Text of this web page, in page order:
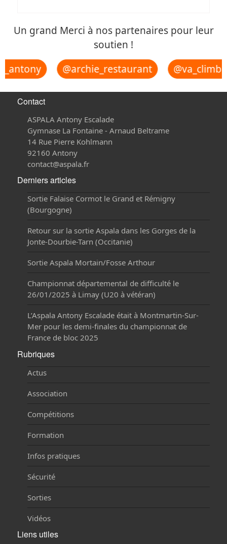
Un grand Merci à nos partenaires pour leur
soutien !
@archie_restaurant
Contact
ASPALA Antony Escalade
Gymnase La Fontaine - Arnaud Beltrame
14 Rue Pierre Kohlmann
92160 Antony
contact@aspala.fr
Derniers articles
Sortie Falaise Cormot le Grand et Rémigny
(Bourgogne)
Retour sur la sortie Aspala dans les Gorges de la
Jonte-Dourbie-Tarn (Occitanie)
Sortie Aspala Mortain/Fosse Arthour
Championnat départemental de difficulté le
26/01/2025 à Limay (U20 à vétéran)
L’Aspala Antony Escalade était à Montmartin-Sur-
Mer pour les demi-finales du championnat de
France de bloc 2025
Rubriques
Actus
Association
Compétitions
Formation
Infos pratiques
Sécurité
Sorties
Vidéos
Liens utiles